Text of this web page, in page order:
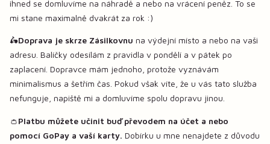
ihned se domluvíme na náhradě a nebo na vrácení peněz. To se
mi stane maximalně dvakrát za rok :)
🛵Doprava je skrze Zásilkovnu na výdejní místo a nebo na vaši
adresu. Balíčky odesílám z pravidla v pondělí a v pátek po
zaplacení. Dopravce mám jednoho, protože vyznávám
minimalismus a šetřím čas. Pokud však víte, že u vás tato služba
nefunguje, napiště mi a domluvíme spolu dopravu jinou.
👛Platbu můžete učinit buď převodem na účet a nebo
pomocí GoPay a vaší karty. Dobírku u mne nenajdete z důvodu